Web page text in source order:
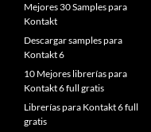
Mejores 30 Samples para
Kontakt
Descargar samples para
Kontakt 6
10 Mejores librerías para
Kontakt 6 full gratis
Librerías para Kontakt 6 full
gratis